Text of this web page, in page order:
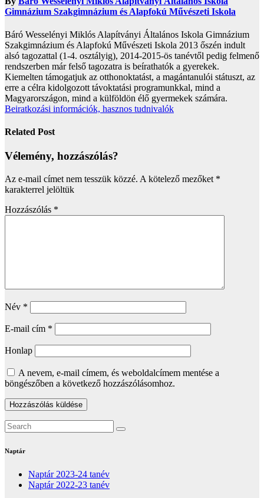
Gimnázium Szakgimnázium és Alapfokú Művészeti Iskola
Báró Wesselényi Miklós Alapítványi Általános Iskola Gimnázium
Szakgimnázium és Alapfokú Művészeti Iskola 2013 őszén indult
alsó tagozattal (1-4. osztályig), 2014-2015-ös tanévtől pedig felmenő
rendszerben már felső tagozatra is beírathatók a gyerekek.
Kiemelten támogatjuk az otthonoktatást, a magántanulói státuszt, az
erre a célra kidolgozott távoktatási programunkkal, mind a
Magyarországon, mind a külföldön élő gyermekek számára.
Beiratkozási információk, hasznos tudnivalók
Related Post
Vélemény, hozzászólás?
Az e-mail címet nem tesszük közzé. A kötelező mezőket *
karakterrel jelöltük
Hozzászólás *
Név *
E-mail cím *
Honlap
A nevem, e-mail címem, és weboldalcímem mentése a
böngészőben a következő hozzászólásomhoz.
Naptár
Naptár 2023-24 tanév
Naptár 2022-23 tanév